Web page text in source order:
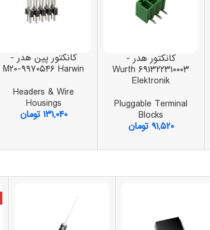
کانکتور هدر -
۶۹۱۳۲۲۳۱۰۰۰۳ Wurth
Elektronik
Pluggable Terminal
Blocks
۹۱,۵۲۰ تومان
کانکتور پین هدر -
M۲۰-۹۹۷۰۵۴۶ Harwin
Headers & Wire
Housings
۱۳۱,۰۴۰ تومان